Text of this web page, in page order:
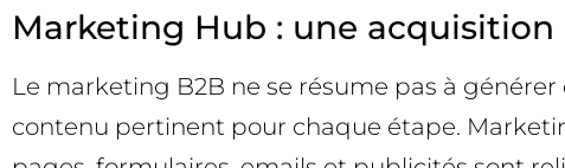
Marketing Hub : une
Le marketing B2B ne se résume pas à
contenu pertinent pour chaque étape.